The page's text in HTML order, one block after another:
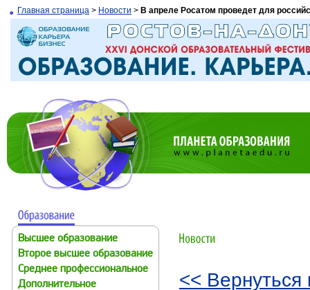
Главная страница > Новости > В апреле Росатом проведет для
Высшее образование
Второе высшее образование
Среднее профессиональное
Дополнительное
<< Вернуться